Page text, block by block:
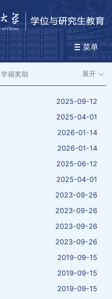
菜单
学籍奖助 展开
2025-09-12
2025-04-01
2026-01-14
2026-01-14
2025-06-12
2025-04-01
2023-09-26
2023-09-26
2023-09-26
2023-09-26
2019-09-15
2019-09-15
2019-09-15